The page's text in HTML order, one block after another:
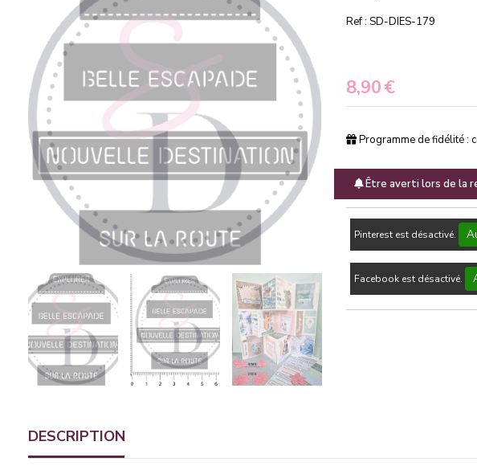
Ref : SD-DIES-179
8,90€
Programme de fidélité :
Être averti lors de la
Pinterest est désactivé.
Facebook est désactivé.
DESCRIPTION